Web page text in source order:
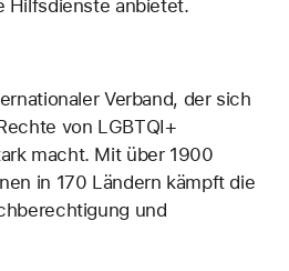
Hilfsdienste anbietet.
Verband, der sich
von LGBTQI+
macht. Mit über 1900
in 170 Ländern kämpft die
und